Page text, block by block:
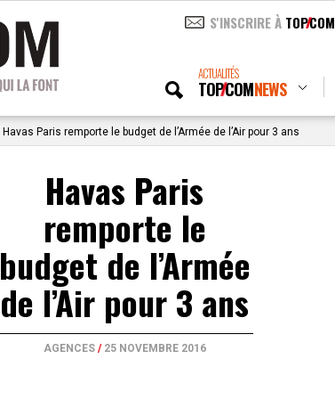
S'INSCRIRE À TOPCOM
ACTUALITÉS
TOPCOMNEWS
Havas Paris remporte le budget de l’Armée de l’Air pour 3 ans
Havas Paris
remporte le
budget de l’Armée
de l’Air pour 3 ans
AGENCES/ 25 NOVEMBRE 2016